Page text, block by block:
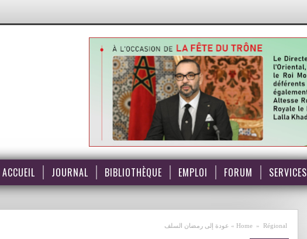
ACCUEIL JOURNAL BIBLIOTHÈQUE EMPLOI FORUM SERVICES
Home » Régional
» عودة إلى رمضان السلف